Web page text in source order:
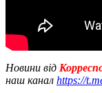
Новини від
наш канал https://